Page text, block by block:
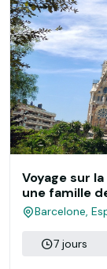
Voyage sur
une famille
Barcelone,
7 jours